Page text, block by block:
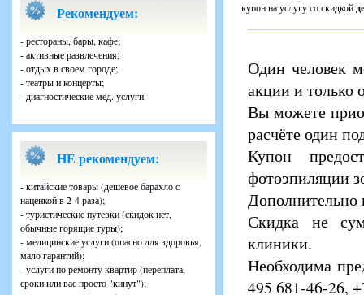
Рекомендуем:
- рестораны, бары, кафе;
- активные развлечения;
- отдых в своем городе;
- театры и концерты;
- диагностические мед. услуги.
НЕ рекомендуем:
- китайские товары (дешевое барахло с
наценкой в 2-4 раза);
- туристические путевки (скидок нет,
обычные горящие туры);
- медицинские услуги (опасно для здоровья,
мало гарантий);
- услуги по ремонту квартир (переплата,
сроки или вас просто "кинут");
купон на услугу со скидкой
Один человек
акции и только
Вы можете
расчёте один
Купон
фотоэпиляции
Дополнительно
Скидка не
клиники.
Необходима
495 681-46-26,